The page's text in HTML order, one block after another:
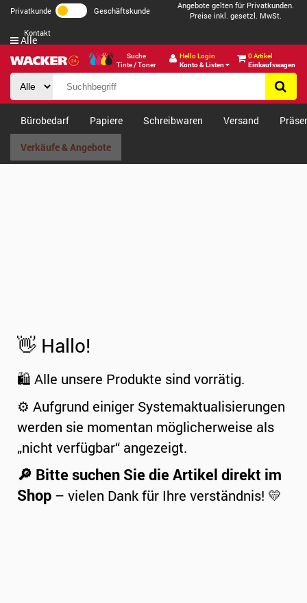
Privatkunde Geschäftskunde
Angebote gelten für Privatkunden.
Preise inkl. gesetzl. MwSt.
Kontakt
Suche
Tinte / Toner
Hello Login
Konto & Listen
0 Artikel
Einkaufswagen
Alle
Bürobedarf Papiere Schreibwaren Versand
Verkäufe & Angebote
👋 Hallo!
🛍️ Alle unsere Produkte sind vorrätig.
⚙️ Aufgrund einiger Systemaktualisierungen
werden sie momentan möglicherweise als
„nicht verfügbar“ angezeigt.
🔎 Bitte suchen Sie die Artikel direkt im
Shop – vielen Dank für Ihre verständnis! 💛